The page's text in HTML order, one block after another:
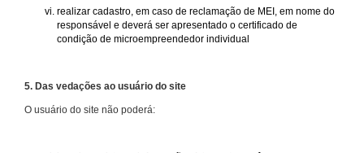
realizar cadastro, em caso de reclamação de MEI, em nome do
responsável e deverá ser apresentado o certificado de
condição de microempreendedor individual
5. Das vedações ao usuário do site
O usuário do site não poderá: